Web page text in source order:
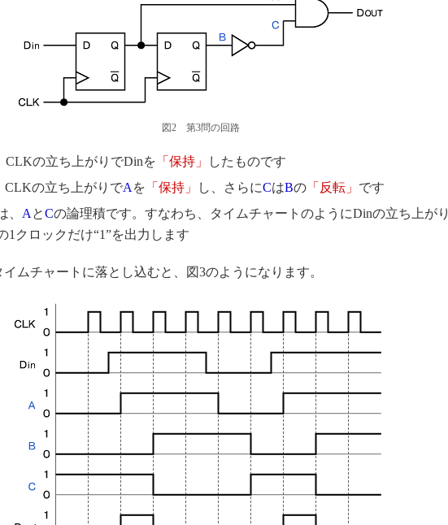
図2 第3問の回路
CLKの立ち上がりでDinを 「保持」
したものです
CLKの立ち上がりでA を 「保持」 し、さらにCはBの 「反転」 です
、 A とCの論理積です。すなわち、タイムチャートのようにDinの立ち上がり
1クロックだけ“1”を出力します
ムチャートに落とし込むと、図3のようになります。